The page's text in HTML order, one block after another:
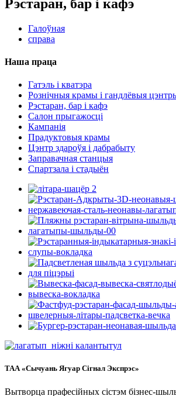
Рэстаран, бар і кафэ
Галоўная
справа
Наша праца
Гатэль і кватэра
Рознічныя крамы і гандлёвыя
Рэстаран, бар і кафэ
Салон прыгажосці
Кампанія
Прадуктовыя крамы
Цэнтр здароўя і дабрабыту
Заправачная станцыя
Спартзала і стадыён
ТАА «Сычуань Ягуар Сігнал Экспрэс»
Вытворца прафесійных сістэм бізнес-